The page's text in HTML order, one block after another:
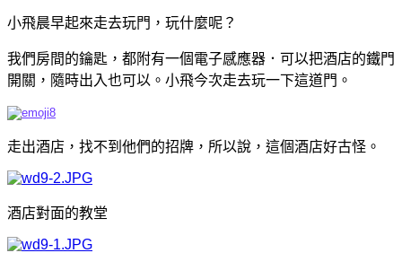
小飛晨早起來走去玩門，玩什麼呢？
我們房間的鑰匙，都附有一個電子感應器．可以把酒店的鐵門
開關，隨時出入也可以。小飛今次走去玩一下這道門。
走出酒店，找不到他們的招牌，所以說，這個酒店好古怪。
酒店對面的教堂